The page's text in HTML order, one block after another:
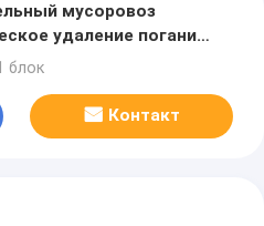
мусоровоз
удаление погани
блок
Контакт